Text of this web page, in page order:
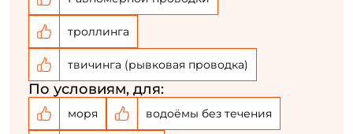
троллинга
твичинга (рывковая проводка)
По условиям, для:
моря водоёмы без течения